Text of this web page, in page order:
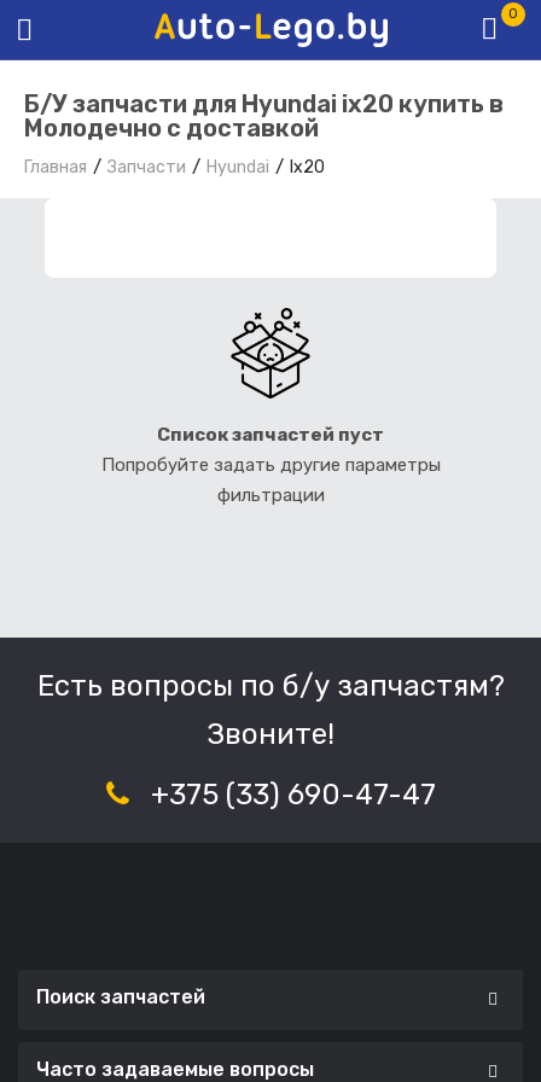
0
Б/У запчасти для Hyundai ix20 купить в
Молодечно с доставкой
Главная Запчасти Hyundai Ix20
Список запчастей пуст
Попробуйте задать другие параметры
фильтрации
Есть вопросы по б/у запчастям?
Звоните!
+375 (33) 690-47-47
Поиск запчастей
Часто задаваемые вопросы